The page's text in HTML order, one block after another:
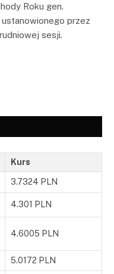
Roku gen.
ustanowionego przez
sesji.
Kurs
3.7324 PLN
4.301 PLN
4.6005 PLN
5.0172 PLN